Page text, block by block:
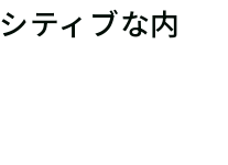
ティブな内